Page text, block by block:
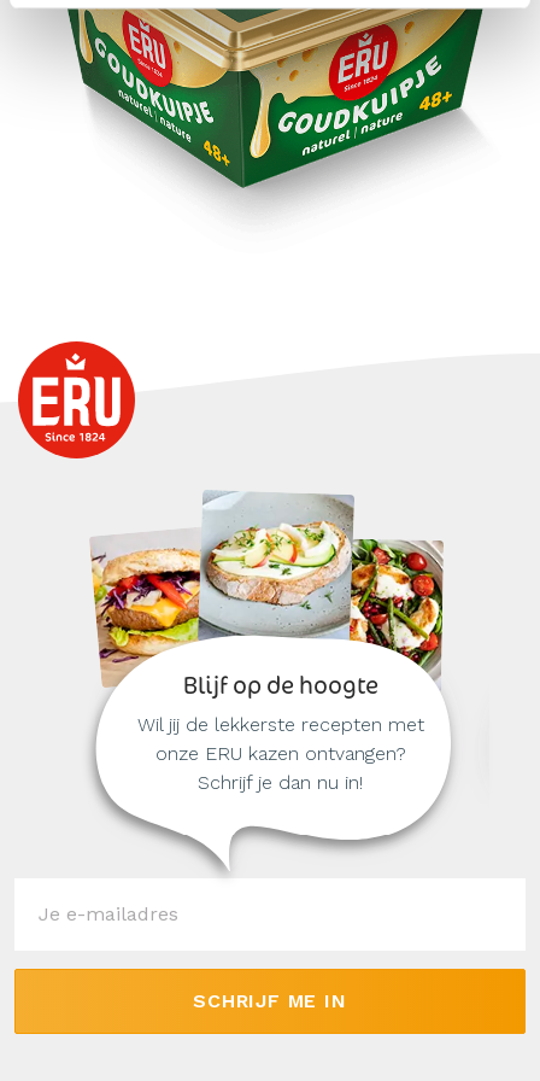
Blijf op de hoogte
Wil jij de lekkerste recepten met
onze ERU kazen ontvangen?
Schrijf je dan nu in!
SCHRIJF ME IN